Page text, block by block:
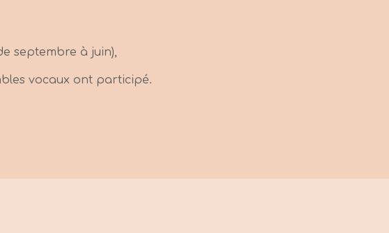
septembre à juin),
vocaux ont participé.